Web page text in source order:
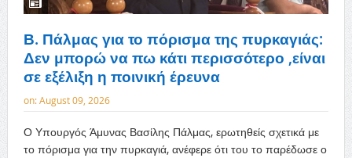
Β. Πάλμας για το πόρισμα της πυρκαγιάς:
Δεν μπορώ να πω κάτι περισσότερο ,είναι
σε εξέλιξη η ποινική έρευνα
on:August 09, 2026
Ο Υπουργός Άμυνας Βασίλης Πάλμας, ερωτηθείς σχετικά με
το πόρισμα για την πυρκαγιά, ανέφερε ότι του το παρέδωσε ο